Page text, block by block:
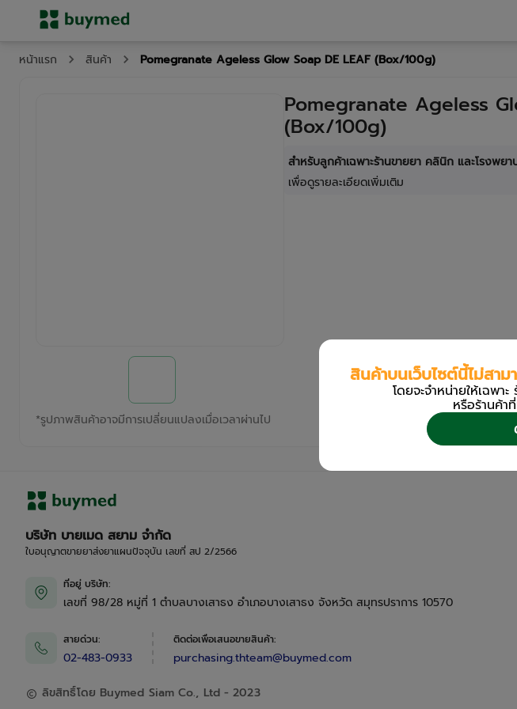
หน้าแรก สินค้า Pomegranate Ageless Glow Soap DE LEAF (Box/100g)
*รูปภาพสินค้าอาจมีการเปลี่ยนแปลงเมื่อเวลาผ่านไป
Pomegranate Ageless
(Box/100g)
สำหรับลูกค้าเฉพาะร้านขายยา คลินิก และโรงพยา
เพื่อดูรายละเอียดเพิ่มเติม
บริษัท บายเมด สยาม จำกัด
ใบอนุญาตขายยาส่งยาแผนปัจจุบัน เลขที่ สป 2/2566
ที่อยู่ บริษัท:
เลขที่ 98/28 หมู่ที่ 1 ตำบลบางเสาธง อำเภอบางเสาธง จังหวัด สมุทรปราการ 10570
สายด่วน:
02-483-0933
ติดต่อเพื่อเสนอขายสินค้า:
purchasing.thteam@buymed.com
ลิขสิทธิ์โดย Buymed Siam Co., Ltd - 2023
สินค้าบนเว็บไซต์นี้ไม่สา
โดยจะจำหน่ายให้เฉพา
หรือร้านค้า